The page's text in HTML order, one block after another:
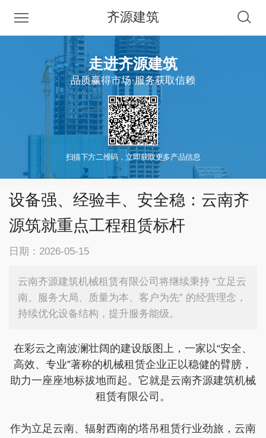
齐源建筑
走进齐源建筑
品质赢得市场·服务获取信赖
扫描下方二维码，立即获取更多产品信息
设备强、经验丰、安全稳：云南齐
源筑就重点工程租赁标杆
日期：2026-05-15
云南齐源建筑机械租赁有限公司将继续秉持 “立足云
南、服务大局、质量为本、客户为先” 的经营理念，
持续优化设备结构，提升服务能级。
在彩云之南波澜壮阔的建设版图上，一家以“安全、
高效、专业”著称的机械租赁企业正以稳健的臂膀，
助力一座座地标拔地而起。它就是云南齐源建筑机械
租赁有限公司。
作为立足云南、辐射西南的塔吊租赁行业劲旅，云南